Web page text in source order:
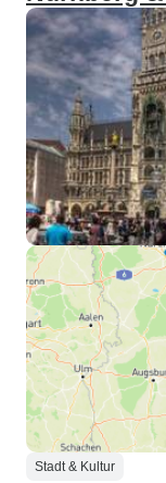
Stadt & Kultur